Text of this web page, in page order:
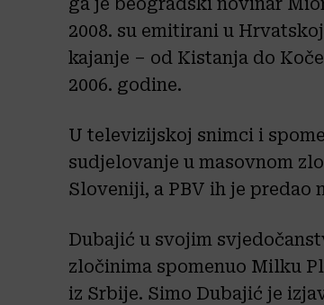
2008. su emitirani u
kajanje – od Kistanja do
2006. godine.
U televizijskoj snimci i
sudjelovanje u masovnom
Sloveniji, a PBV ih je predao
Dubajić u svojim
zločinima spomenuo Milku
iz Srbije. Simo Dubajić je